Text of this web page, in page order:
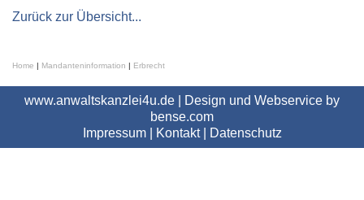
Zurück zur Übersicht...
Home | Mandanteninformation | Erbrecht
www.anwaltskanzlei4u.de | Design und Webservice by
bense.com
Impressum| Kontakt| Datenschutz